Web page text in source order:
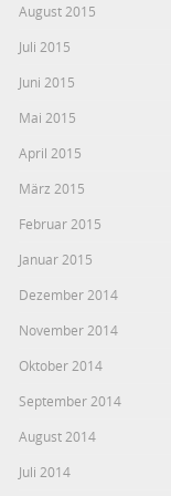
August 2015
Juli 2015
Juni 2015
Mai 2015
April 2015
März 2015
Februar 2015
Januar 2015
Dezember 2014
November 2014
Oktober 2014
September 2014
August 2014
Juli 2014